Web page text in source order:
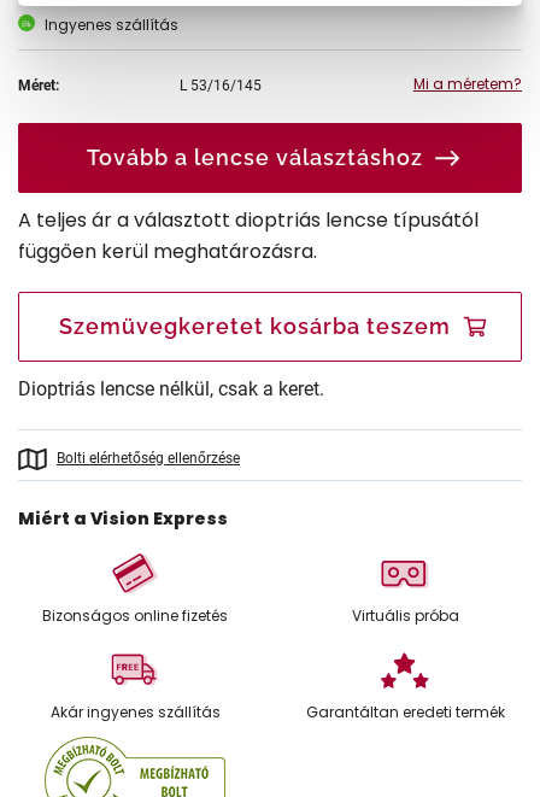
Ingyenes szállítás
Méret: L 53/16/145 Mi a méretem?
Tovább a lencse választáshoz
A teljes ár a választott dioptriás lencse típusától
függően kerül meghatározásra.
Szemüvegkeretet kosárba teszem
Dioptriás lencse nélkül, csak a keret.
Bolti elérhetőség ellenőrzése
Miért a Vision Express
Bizonságos online fizetés Virtuális próba
Akár ingyenes szállítás Garantáltan eredeti termék